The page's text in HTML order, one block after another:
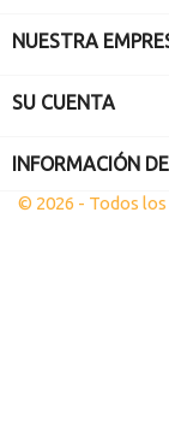
NUESTRA
SU CUENTA
INFORMACIÓN
© 2026 - Todos